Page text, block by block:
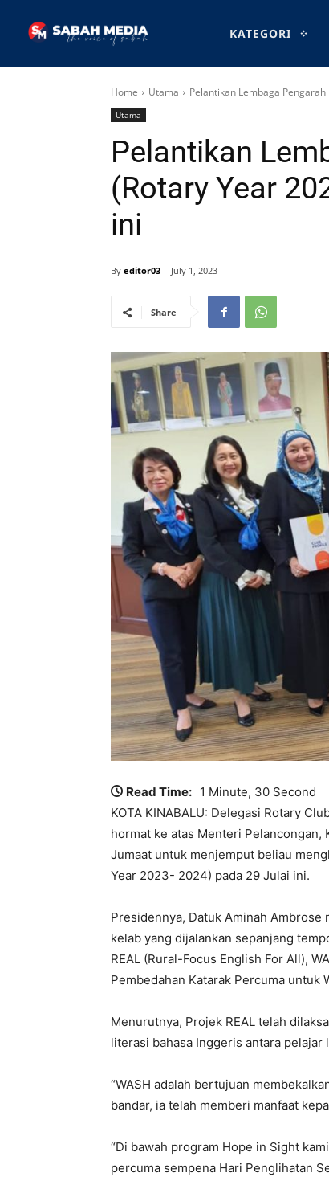
KATEGORI
Home Utama Pelantikan Lembaga Pengarah
Utama
Pelantikan
(Rotary Year
ini
By editor03 July 1, 2023
Share
Read Time: 1 Minute, 30 Second
KOTA KINABALU: Delegasi Rotary
hormat ke atas Menteri Pelancongan,
Jumaat untuk menjemput beliau
Year 2023- 2024) pada 29 Julai ini.
Presidennya, Datuk Aminah
kelab yang dijalankan sepanjang
REAL (Rural-Focus English For All),
Pembedahan Katarak Percuma untuk
Menurutnya, Projek REAL telah
literasi bahasa Inggeris antara pelajar
“WASH adalah bertujuan
bandar, ia telah memberi manfaat
“Di bawah program Hope in Sight
percuma sempena Hari Penglihatan